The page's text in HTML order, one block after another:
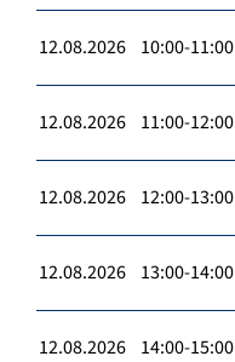
12.08.2026 10:00-11:00
12.08.2026 11:00-12:00
12.08.2026 12:00-13:00
12.08.2026 13:00-14:00
12.08.2026 14:00-15:00